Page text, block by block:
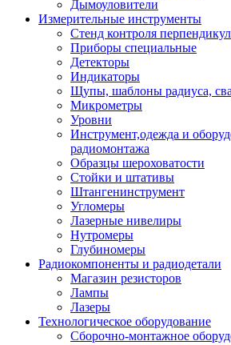
Дымоуловители
Измерительные инструменты
Стенд контроля
Приборы специальные
Детекторы
Индикаторы
Щупы, шаблоны радиуса,
Микрометры
Уровни
Инструмент,одежда и
радиомонтажа
Образцы шероховатости
Стойки и штативы
Штангенинструмент
Угломеры
Лазерные нивелиры
Нутромеры
Глубиномеры
Радиокомпоненты и радиодетали
Магазин резисторов
Лампы
Лазеры
Технологическое оборудование
Сборочно-монтажное